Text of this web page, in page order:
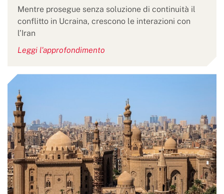
Mentre prosegue senza soluzione di continuità il
conflitto in Ucraina, crescono le interazioni con
l’Iran
Leggi l'approfondimento